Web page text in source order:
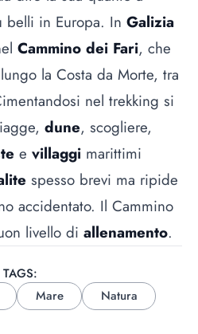
belli in Europa. In Galizia
Cammino dei Fari, che
lungo la Costa da Morte, tra
nel trekking si
dune, scogliere,
e villaggi marittimi
spesso brevi ma ripide
accidentato. Il Cammino
livello di allenamento.
TAGS:
Mare
Natura